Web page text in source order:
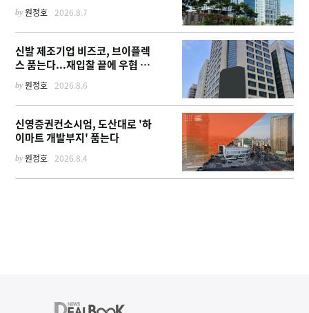
by원정호 2026.8.7
신발 제조기업 비즈코, 브이플렉
스 품는다...재입찰 끝에 우협 선
정
by원정호 2026.8.6
신영증권컨소시엄, 도산대로 '하
이마트 개발부지' 품는다
by원정호 2026.8.4